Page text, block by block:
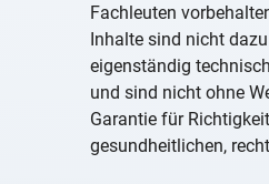
Fachleuten
Inhalte sind nicht
eigenständig
und sind nicht ohne
Garantie für
gesundheitlichen,